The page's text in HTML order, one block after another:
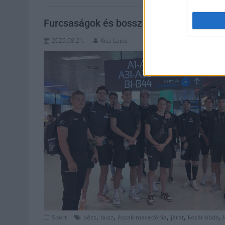
Furcsaságok és bosszankodás a
2025.08.21. Kiss Lajos
Sport bécs, busz, észak-macedónia, járat, kosárlabda,